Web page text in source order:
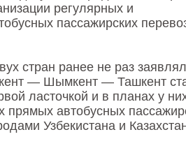
регулярных и
пассажирских
стран ранее не раз
— Шымкент — Ташкент
ласточкой и в планах у
прямых автобусных
Узбекистана и